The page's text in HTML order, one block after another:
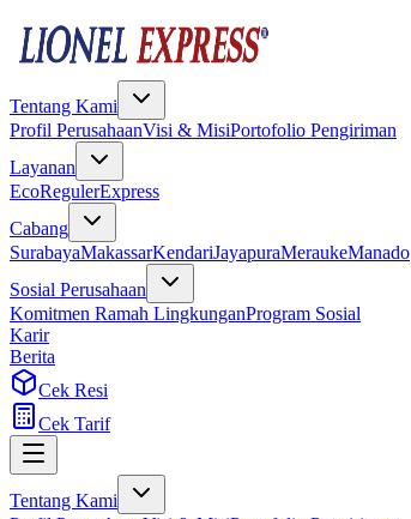
Tentang Kami
Profil PerusahaanVisi & MisiPortofolio Pengiriman
Layanan
EcoRegulerExpress
Cabang
SurabayaMakassarKendariJayapuraMeraukeManado
Sosial Perusahaan
Komitmen Ramah LingkunganProgram Sosial
Karir
Berita
Cek Resi
Cek Tarif
Tentang Kami